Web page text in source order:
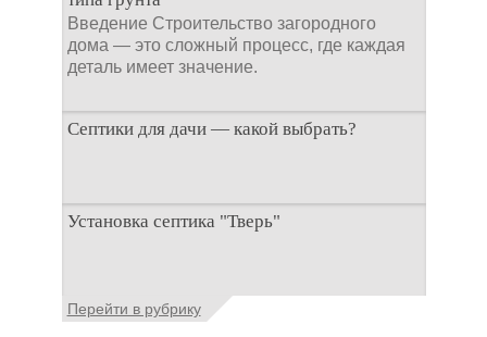
Введение Строительство загородного
дома — это сложный процесс, где каждая
деталь имеет значение.
Септики для дачи — какой выбрать?
При строительстве дачи одной из
первоочередных задач становится
Установка септика "Тверь"
Установка септика Тверь - важнейший
аспект утилизации сточных вод в частных
Перейти в рубрику